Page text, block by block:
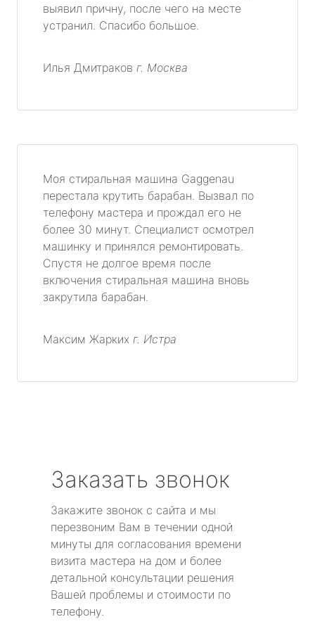
выявил причну, после чего на месте
устранил. Спасибо большое.
Илья Дмитраков г. Москва
Моя стиральная машина Gaggenau
перестала крутить барабан. Вызвал по
телефону мастера и прождал его не
более 30 минут. Специалист осмотрел
машинку и принялся ремонтировать.
Спустя не долгое время после
включения стиральная машина вновь
закрутила барабан.
Максим Жарких г. Истра
Заказать звонок
Закажите звонок с сайта и мы
перезвоним Вам в течении одной
минуты для согласования времени
визита мастера на дом и более
детальной консультации решения
Вашей проблемы и стоимости по
телефону.